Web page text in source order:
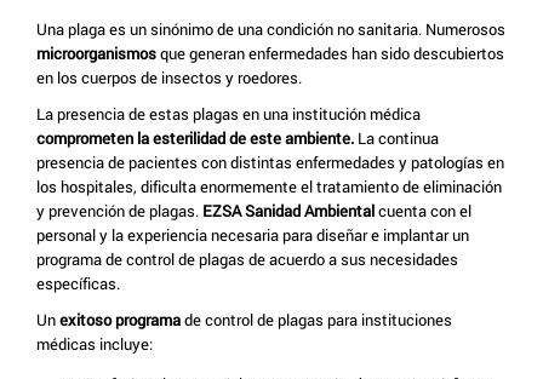
Una plaga es un sinónimo de una condición no sanitaria. Numerosos
microorganismosque generan enfermedades han sido descubiertos
en los cuerpos de insectos y roedores.
La presencia de estas plagas en una institución médica
comprometen la esterilidad de este ambiente. La continua
presencia de pacientes con distintas enfermedades y patologías en
los hospitales, dificulta enormemente el tratamiento de eliminación
y prevención de plagas. EZSA Sanidad Ambientalcuenta con el
personal y la experiencia necesaria para diseñar e implantar un
programa de control de plagas de acuerdo a sus necesidades
específicas.
Unexitoso programade control de plagas para instituciones
médicas incluye: